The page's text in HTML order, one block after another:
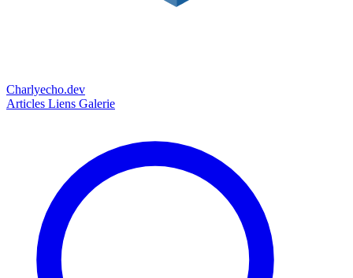
Charlyecho.dev
Articles Liens Galerie